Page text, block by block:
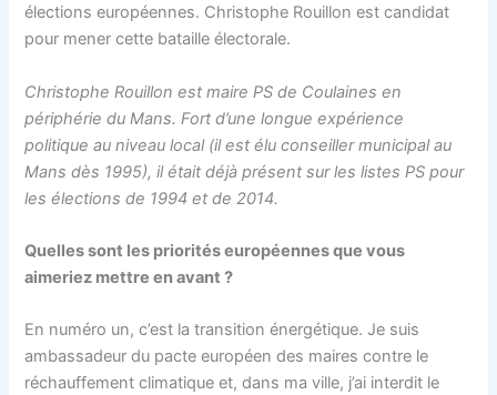
élections européennes. Christophe Rouillon est candidat
pour mener cette bataille électorale.
Christophe Rouillon est maire PS de Coulaines en
périphérie du Mans. Fort d’une longue expérience
politique au niveau local (il est élu conseiller municipal au
Mans dès 1995), il était déjà présent sur les listes PS pour
les élections de 1994 et de 2014.
Quelles sont les priorités européennes que vous
aimeriez mettre en avant ?
En numéro un, c’est la transition énergétique. Je suis
ambassadeur du pacte européen des maires contre le
réchauffement climatique et, dans ma ville, j’ai interdit le